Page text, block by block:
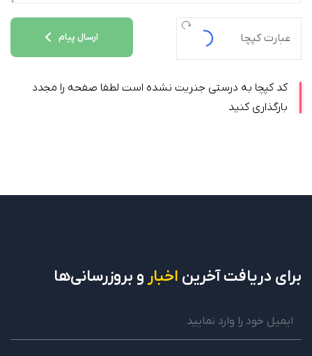
ارسال پیام
کد کپچا به درستی جنریت نشده است لطفا صفحه را مجدد
بارگذاری کنید
برای دریافتآخرین اخبار و بروزرسانی‌ها